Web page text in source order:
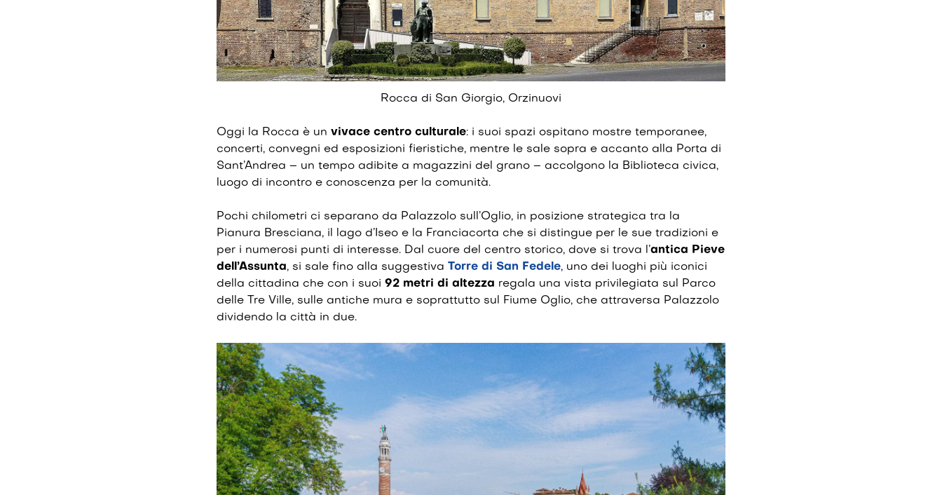
Rocca di San Giorgio, Orzinuovi
Oggi la Rocca è un vivace centro culturale: i suoi spazi ospitano mostre temporanee,
concerti, convegni ed esposizioni fieristiche, mentre le sale sopra e accanto alla Porta di
Sant’Andrea – un tempo adibite a magazzini del grano – accolgono la Biblioteca civica,
luogo di incontro e conoscenza per la comunità.
Pochi chilometri ci separano da Palazzolo sull’Oglio, in posizione strategica tra la
Pianura Bresciana, il lago d’Iseo e la Franciacorta che si distingue per le sue tradizioni e
per i numerosi punti di interesse. Dal cuore del centro storico, dove si trova l’antica Pieve
dell’Assunta, si sale fino alla suggestiva Torre di San Fedele, uno dei luoghi più iconici
della cittadina che con i suoi 92 metri di altezza regala una vista privilegiata sul Parco
delle Tre Ville, sulle antiche mura e soprattutto sul Fiume Oglio, che attraversa Palazzolo
dividendo la città in due.